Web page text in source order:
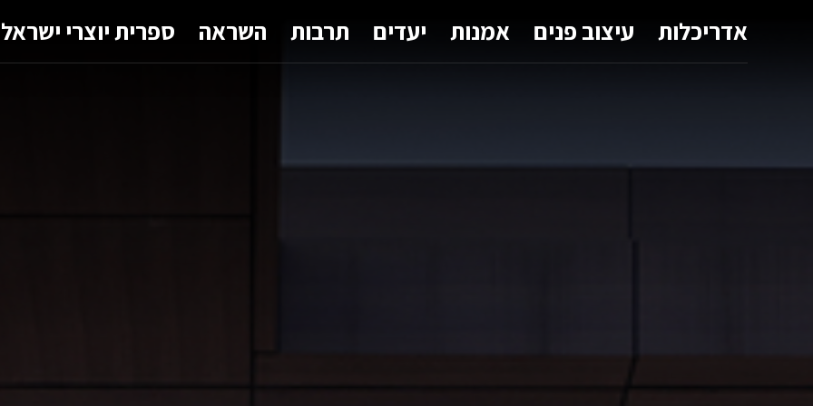
אדריכלות עיצוב פנים אמנות יעדים תרבות השראה ספרית יוצרי ישראל